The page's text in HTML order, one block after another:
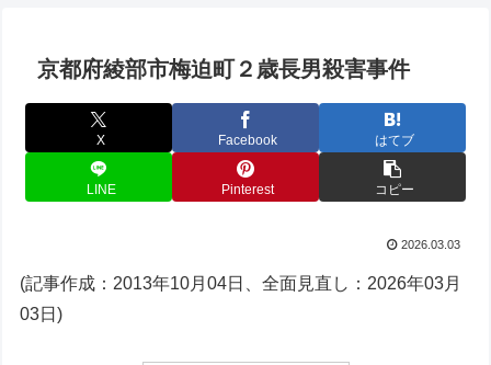
京都府綾部市梅迫町２歳長男殺害事件
X Facebook はてブ
LINE Pinterest コピー
2026.03.03
(記事作成：2013年10月04日、全面見直し：2026年03月
03日)